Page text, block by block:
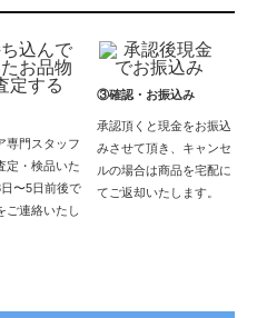
専門スタッフ
定・検品いた
〜5日前後で
ご連絡いたし
③確認・お振込み
承認頂くと現金をお振込
みさせて頂き、キャンセ
ルの場合は商品を宅配に
てご返却いたします。